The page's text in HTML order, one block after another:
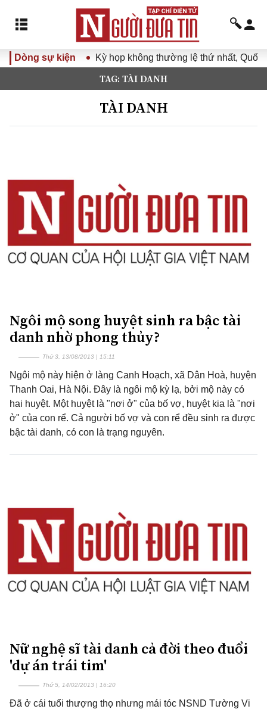
Dòng sự kiện Kỳ họp không thường lệ thứ nhất, Quốc
TAG: TÀI DANH
TÀI DANH
Ngôi mộ song huyệt sinh ra bậc tài
danh nhờ phong thủy?
Thứ 3, 13/08/2013 | 15:11
Ngôi mộ này hiện ở làng Canh Hoạch, xã Dân Hoà, huyện
Thanh Oai, Hà Nội. Đây là ngôi mộ kỳ lạ, bởi mộ này có
hai huyệt. Một huyệt là "nơi ở" của bố vợ, huyệt kia là "nơi
ở" của con rể. Cả người bố vợ và con rể đều sinh ra được
bậc tài danh, có con là trạng nguyên.
Nữ nghệ sĩ tài danh cả đời theo đuổi
'dự án trái tim'
Thứ 5, 14/02/2013 | 16:20
Đã ở cái tuổi thượng thọ nhưng mái tóc NSND Tường Vi